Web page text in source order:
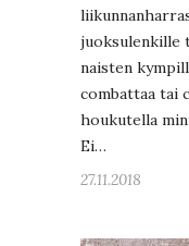
juoksulenkille
naisten
combattaa tai
houkutella
Ei…
27.11.2018